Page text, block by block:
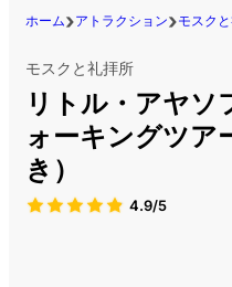
ホーム アトラクション モスク
モスクと礼拝所
リトル・アヤソ
ォーキングツア
き）
4.9/5